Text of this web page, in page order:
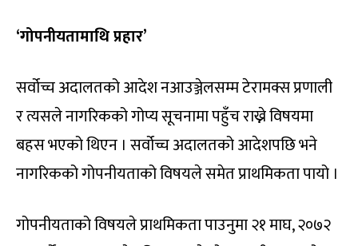
‘गोपनीयतामाथि प्रहार’
सर्वोच्च अदालतको आदेश नआउञ्जेलसम्म टेरामक्स प्रणाली
र त्यसले नागरिकको गोप्य सूचनामा पहुँच राख्ने विषयमा
बहस भएको थिएन । सर्वोच्च अदालतको आदेशपछि भने
नागरिकको गोपनीयताको विषयले समेत प्राथमिकता पायो ।
गोपनीयताको विषयले प्राथमिकता पाउनुमा २१ माघ, २०७२